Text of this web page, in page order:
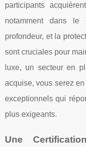
participants
notamment dans le
profondeur, et la
sont cruciales pour
luxe, un secteur en
acquise, vous serez
exceptionnels qui
plus exigeants.
Une